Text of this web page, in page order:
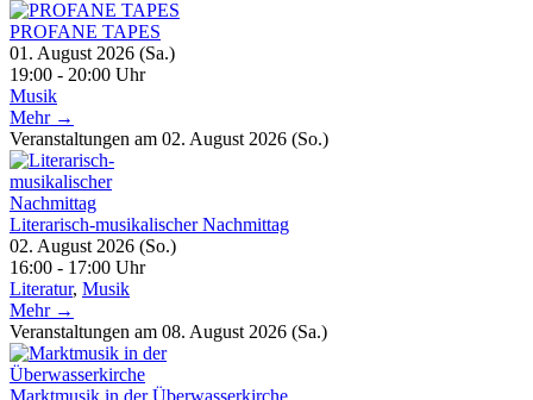
PROFANE TAPES
01. August 2026 (Sa.)
19:00 - 20:00 Uhr
Musik
Mehr →
Veranstaltungen am 02. August 2026 (So.)
Literarisch-musikalischer Nachmittag
02. August 2026 (So.)
16:00 - 17:00 Uhr
Literatur, Musik
Mehr →
Veranstaltungen am 08. August 2026 (Sa.)
Marktmusik in der Überwasserkirche